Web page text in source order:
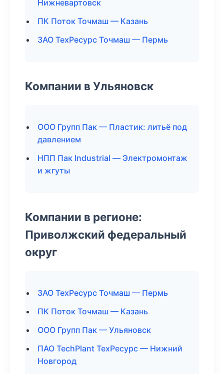
Нижневартовск
ПК Поток Точмаш — Казань
ЗАО ТехРесурс Точмаш — Пермь
Компании в Ульяновск
ООО Групп Пак — Пластик: литьё под
давлением
НПП Пак Industrial — Электромонтаж
и жгуты
Компании в регионе:
Приволжский федеральный
округ
ЗАО ТехРесурс Точмаш — Пермь
ПК Поток Точмаш — Казань
ООО Групп Пак — Ульяновск
ПАО TechPlant ТехРесурс — Нижний
Новгород